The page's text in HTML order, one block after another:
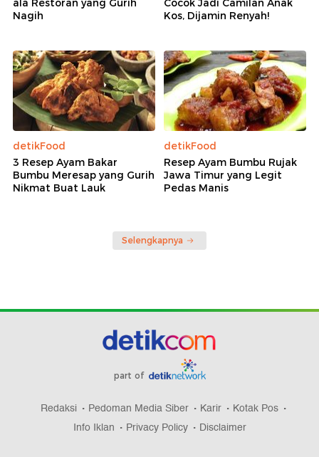
ala Restoran yang Gurih
Nagih
Cocok Jadi Camilan Anak
Kos, Dijamin Renyah!
detikFood
3 Resep Ayam Bakar
Bumbu Meresap yang Gurih
Nikmat Buat Lauk
detikFood
Resep Ayam Bumbu Rujak
Jawa Timur yang Legit
Pedas Manis
Selengkapnya
part of
Redaksi Pedoman Media Siber Karir
Kotak Pos
Info Iklan
Privacy Policy Disclaimer